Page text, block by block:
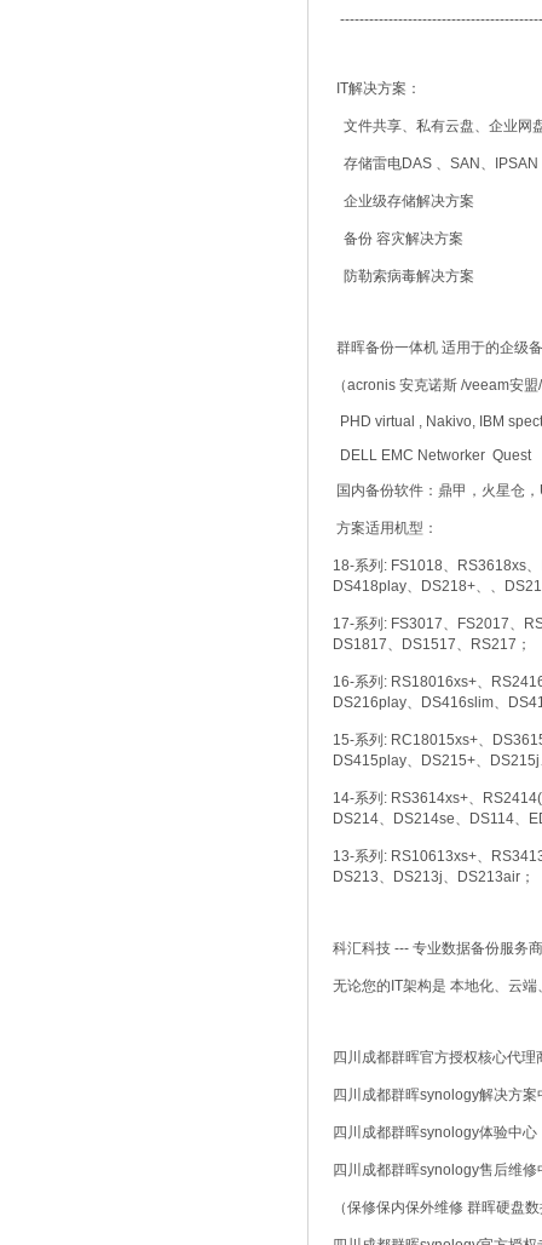
IT解决方案：
文件共享、私有云盘、企业网
存储雷电DAS 、SAN、IPSAN
企业级存储解决方案
备份 容灾解决方案
防勒索病毒解决方案
群晖备份一体机 适用于的企级
（acronis 安克诺斯 /veeam安
PHD virtual , Nakivo, IBM
DELL EMC Networker Quest
国内备份软件：鼎甲，火星仓
方案适用机型：
18-系列: FS1018、RS3618xs
DS418play、DS218+、、
17-系列: FS3017、FS2017、
DS1817、DS1517、RS217；
16-系列: RS18016xs+、
DS216play、DS416slim、
15-系列: RC18015xs+、
DS415play、DS215+、
14-系列: RS3614xs+、
DS214、DS214se、DS114、
13-系列: RS10613xs+、
DS213、DS213j、DS213air；
科汇科技 --- 专业数据备份服务商
无论您的IT架构是 本地化、云
四川成都群晖官方授权核心代
四川成都群晖synology解决方案
四川成都群晖synology体验中心
四川成都群晖synology售后维修
（保修保内保外维修 群晖硬盘